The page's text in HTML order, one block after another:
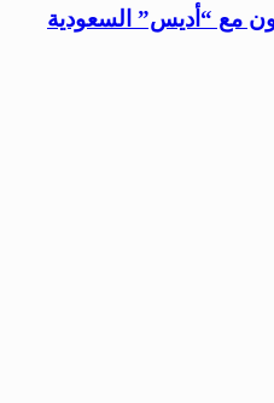
مع “أديس” السعودية